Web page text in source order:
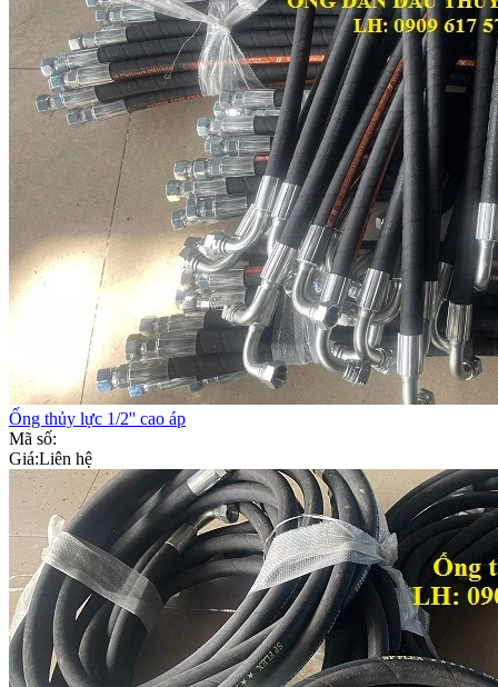
Ống thủy lực 1/2'' cao áp
Mã số:
Giá:Liên hệ